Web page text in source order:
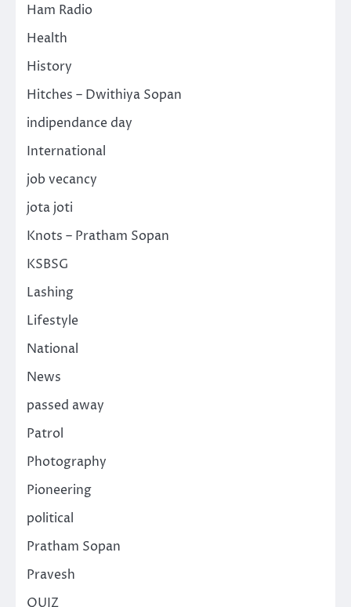
Ham Radio
Health
History
Hitches – Dwithiya Sopan
indipendance day
International
job vecancy
jota joti
Knots – Pratham Sopan
KSBSG
Lashing
Lifestyle
National
News
passed away
Patrol
Photography
Pioneering
political
Pratham Sopan
Pravesh
QUIZ